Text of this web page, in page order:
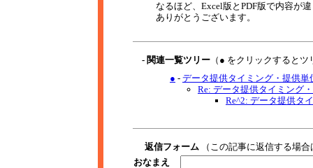
なるほど、Excel版とPDF版で内容が
ありがとうございます。
- 関連一覧ツリー （● をクリックすると
● - データ提供タイミング・提供単
Re: データ提供タイミング
Re^2: データ提供タ
返信フォーム （この記事に返信する場
おなまえ